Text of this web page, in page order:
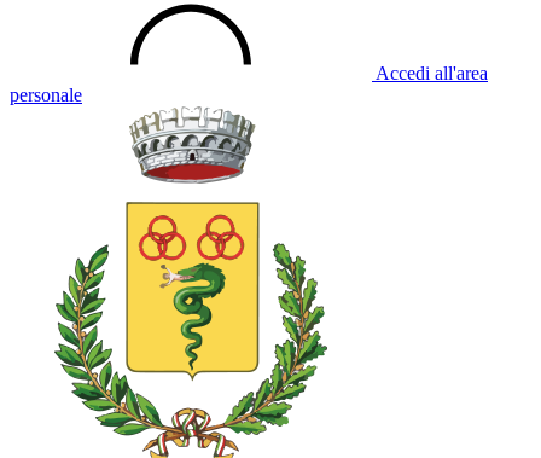
Accedi all'area
personale